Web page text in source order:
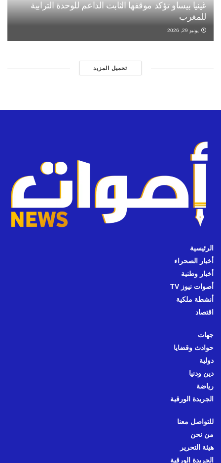
غينيا بيساو تؤكد موقفها الثابت الداعم للوحدة الترابية
للمغرب
يونيو 29, 2026
تحميل المزيد
الرئيسية
أخبار الصحراء
أخبار وطنية
أصوات نيوز TV
أنشطة ملكية
اقتصاد
جهات
حوادث وقضايا
دولية
دين ودنيا
رياضة
الجريدة الورقية
للتواصل معنا
من نحن
هيئة التحرير
الجريدة الورقية